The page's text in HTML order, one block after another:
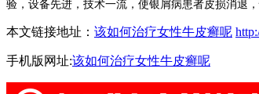
验，设备先进，技术一流，使银屑病患者皮损消退
本文链接地址： 该如何治疗女性牛皮癣呢
手机版网址:该如何治疗女性牛皮癣呢